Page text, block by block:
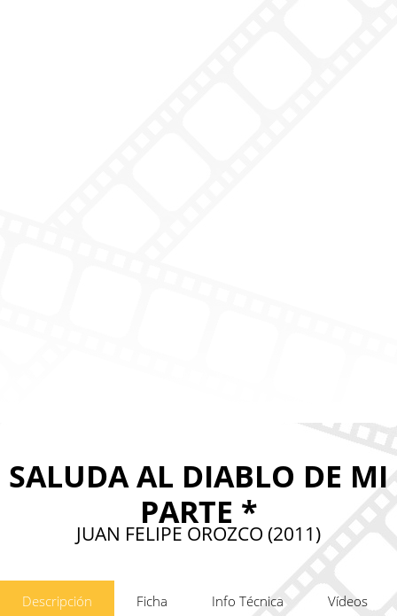
SALUDA AL DIABLO DE MI
PARTE *
JUAN FELIPE OROZCO (2011)
Descripción Ficha Info Técnica Vídeos